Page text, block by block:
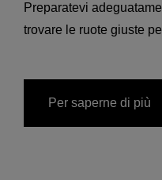
Preparatevi
trovare le ruote giuste
Per saperne di più